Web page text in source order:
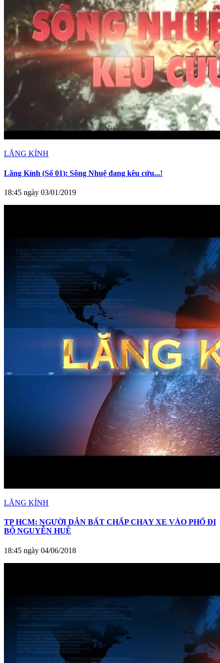
LĂNG KÍNH
Lăng Kính (Số 01): Sông Nhuệ đang kêu cứu...!
18:45 ngày 03/01/2019
LĂNG KÍNH
TP HCM: NGƯỜI DÂN BẤT CHẤP CHẠY XE VÀO PHỐ ĐI
BỘ NGUYỄN HUỆ
18:45 ngày 04/06/2018